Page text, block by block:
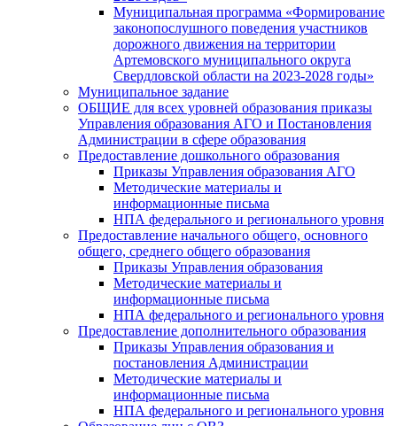
Муниципальная программа «Формирование
законопослушного поведения участников
дорожного движения на территории
Артемовского муниципального округа
Свердловской области на 2023-2028 годы»
Муниципальное задание
ОБЩИЕ для всех уровней образования приказы
Управления образования АГО и Постановления
Администрации в сфере образования
Предоставление дошкольного образования
Приказы Управления образования АГО
Методические материалы и
информационные письма
НПА федерального и регионального уровня
Предоставление начального общего, основного
общего, среднего общего образования
Приказы Управления образования
Методические материалы и
информационные письма
НПА федерального и регионального уровня
Предоставление дополнительного образования
Приказы Управления образования и
постановления Администрации
Методические материалы и
информационные письма
НПА федерального и регионального уровня